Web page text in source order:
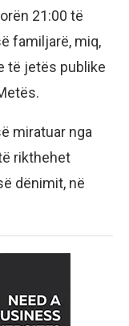
21:00 të
familjarë, miq,
të jetës publike
miratuar nga
rikthehet
dënimit, në